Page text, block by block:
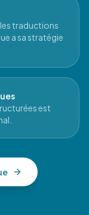
traductions
a sa stratégie
est